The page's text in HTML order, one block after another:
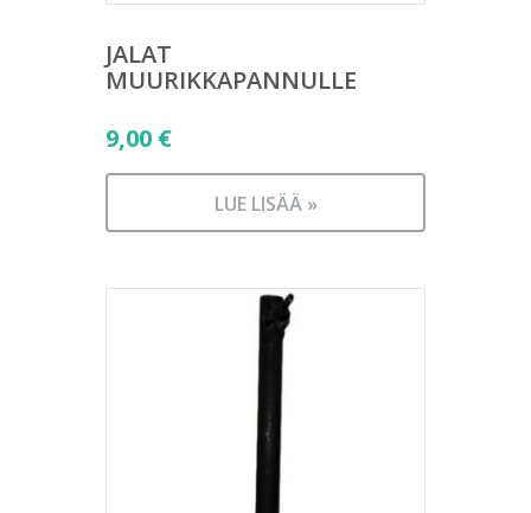
JALAT
MUURIKKAPANNULLE
9,00 €
LUE LISÄÄ »